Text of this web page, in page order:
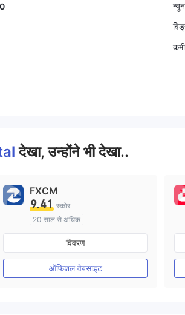
देखा, उन्होंने भी देखा..
FXCM
9.41 स्कोर
20 साल से अधिक
ऑस्ट्रेलिया विनियमन
मार्केट मेकिंग (एमएम)
मुख्य-लेबल MT4
विवरण
ऑफिशल वेबसाइट